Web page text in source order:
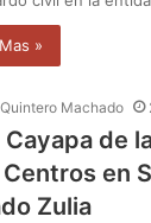
»
Machado
Cayapa de
en
Zulia